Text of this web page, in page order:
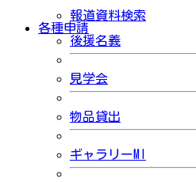
報道資料検索
各種申請
後援名義
見学会
物品貸出
ギャラリーMI